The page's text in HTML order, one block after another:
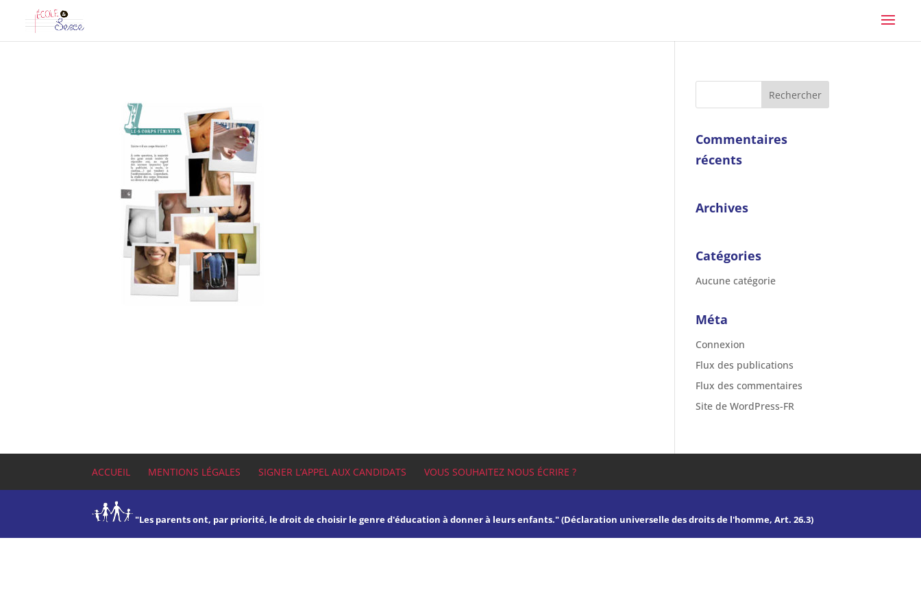
Commentaires
récents
Archives
Catégories
Aucune catégorie
Méta
Connexion
Flux des publications
Flux des commentaires
Site de WordPress-FR
ACCUEIL MENTIONS LÉGALES SIGNER L’APPEL AUX CANDIDATS VOUS SOUHAITEZ NOUS ÉCRIRE ?
"Les parents ont, par priorité, le droit de choisir le genre d'éducation à donner à leurs enfants." (Déclaration universelle des droits de l'homme, Art. 26.3)